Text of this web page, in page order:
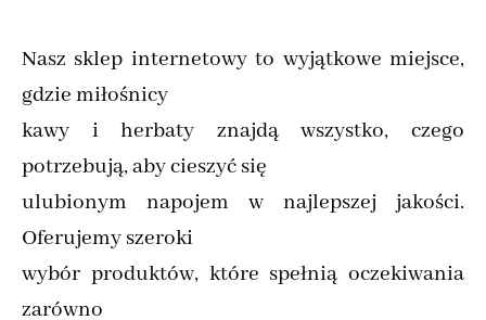
Nasz sklep internetowy to wyjątkowe miejsce,
gdzie miłośnicy
kawy i herbaty znajdą wszystko, czego
potrzebują, aby cieszyć się
ulubionym napojem w najlepszej jakości.
Oferujemy szeroki
wybór produktów, które spełnią oczekiwania
zarówno